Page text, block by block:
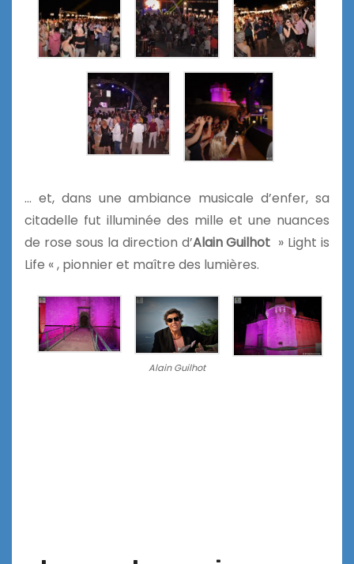
… et, dans une ambiance musicale d’enfer, sa
citadelle fut illuminée des mille et une nuances
de rose sous la direction d’Alain Guilhot » Light is
Life « , pionnier et maître des lumières.
Alain Guilhot